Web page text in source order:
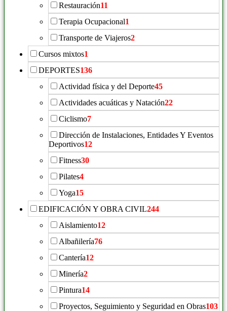
Restauración11
Terapia Ocupacional1
Transporte de Viajeros2
Cursos mixtos1
DEPORTES136
Actividad física y del Deporte45
Actividades acuáticas y Natación22
Ciclismo7
Dirección de Instalaciones, Entidades Y Eventos
Deportivos12
Fitness30
Pilates4
Yoga15
EDIFICACIÓN Y OBRA CIVIL244
Aislamiento12
Albañilería76
Cantería12
Minería2
Pintura14
Proyectos, Seguimiento y Seguridad en Obras103